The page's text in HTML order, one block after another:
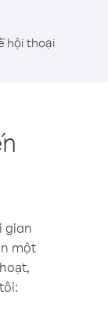
hội thoại
gian
một